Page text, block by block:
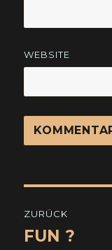
WEBSITE
ZURÜCK
Vorheriger
FUN ?